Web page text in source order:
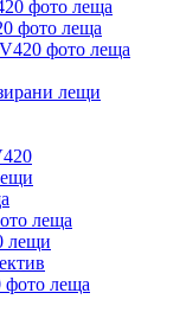
фото леща
фото леща
фото леща
лещи
леща
лещи
фото леща